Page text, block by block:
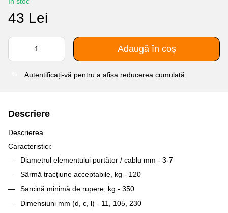
43 Lei
Adaugă în coș
Autentificați-vă pentru a afișa reducerea cumulată
Descriere
Descrierea
Caracteristici:
Diametrul elementului purtător / cablu mm - 3-7
Sârmă tracțiune acceptabile, kg - 120
Sarcină minimă de rupere, kg - 350
Dimensiuni mm (d, c, l) - 11, 105, 230